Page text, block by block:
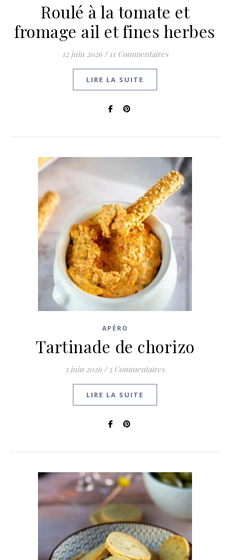
Roulé à la tomate et
fromage ail et fines herbes
12 juin 2026 / 11 Commentaires
LIRE LA SUITE
APÉRO
Tartinade de chorizo
5 juin 2026 / 5 Commentaires
LIRE LA SUITE